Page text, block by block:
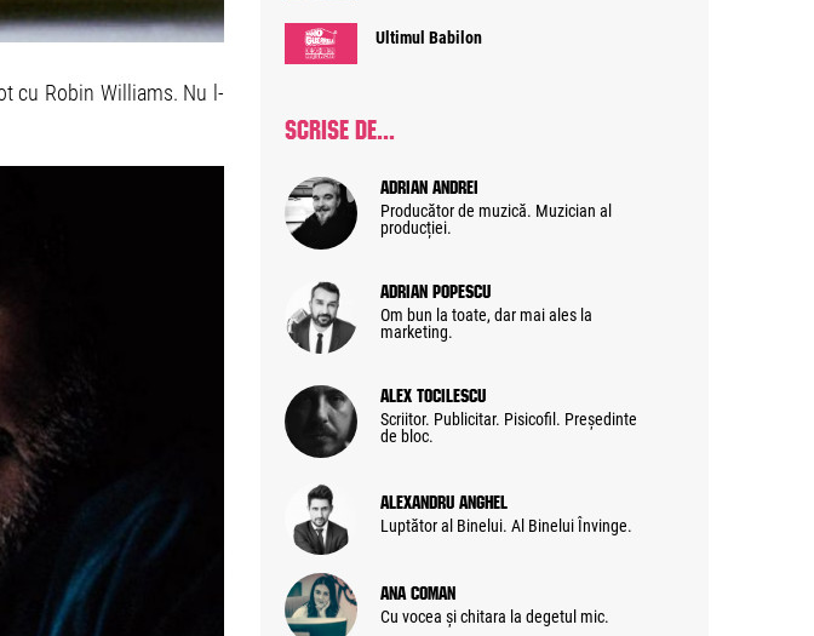
cu Robin Williams. Nu l-
Ultimul Babilon
SCRISE DE...
Adrian Andrei
Producător de muzică. Muzician al
producției.
Adrian Popescu
Om bun la toate, dar mai ales la
marketing.
Alex Tocilescu
Scriitor. Publicitar. Pisicofil. Președinte
de bloc.
Alexandru Anghel
Luptător al Binelui. Al Binelui Învinge.
Ana Coman
Cu vocea și chitara la degetul mic.